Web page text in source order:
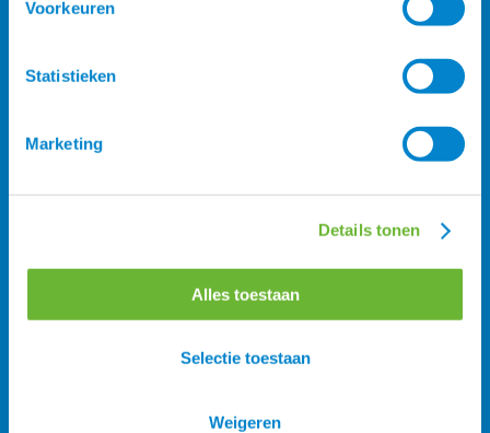
Voorkeuren
Statistieken
Marketing
Details tonen
Alles toestaan
Selectie toestaan
Weigeren
IJslander Hoofdstellen
StepByStep